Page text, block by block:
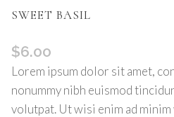
SWEET BASIL
$6.00
Lorem ipsum dolor sit amet,
nonummy nibh euismod
volutpat. Ut wisi enim ad